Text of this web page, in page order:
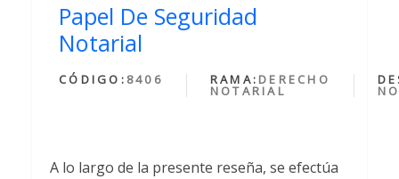
Papel De Seguridad
Notarial
CÓDIGO: 8406 RAMA: DERECHO
NOTARIAL
A lo largo de la presente reseña, se efectúa